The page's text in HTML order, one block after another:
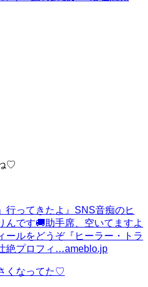
♡
行ってきたよ』 SNS音痴のヒ
んです🚚助手席、空いてますよ
ールをどうぞ『ヒーラー・トラ
絶プロフィ…ameblo.jp
くなってた♡